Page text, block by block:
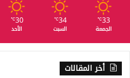
33
℃
الجمعة
34
℃
السبت
30
℃
الأحد
أخر المقالات